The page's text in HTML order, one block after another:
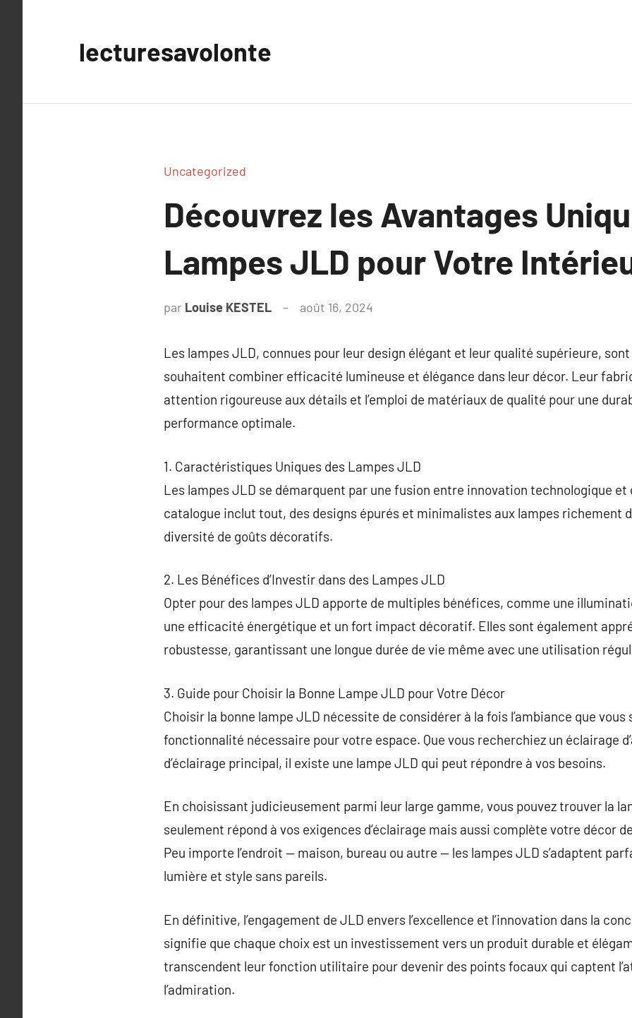
lecturesavolonte
Uncategorized
Découvrez les Avantages
Lampes JLD pour Votre
par Louise KESTEL août 16, 2024
Les lampes JLD, connues pour leur design élégant et leur qualité supérieure,
souhaitent combiner efficacité lumineuse et élégance dans leur décor. Leur
attention rigoureuse aux détails et l’emploi de matériaux de qualité pour une
performance optimale.
1. Caractéristiques Uniques des Lampes JLD
Les lampes JLD se démarquent par une fusion entre innovation technologique
catalogue inclut tout, des designs épurés et minimalistes aux lampes richement
diversité de goûts décoratifs.
2. Les Bénéfices d’Investir dans des Lampes JLD
Opter pour des lampes JLD apporte de multiples bénéfices, comme une
une efficacité énergétique et un fort impact décoratif. Elles sont également
robustesse, garantissant une longue durée de vie même avec une utilisation
3. Guide pour Choisir la Bonne Lampe JLD pour Votre Décor
Choisir la bonne lampe JLD nécessite de considérer à la fois l’ambiance que
fonctionnalité nécessaire pour votre espace. Que vous recherchiez un éclairage
d’éclairage principal, il existe une lampe JLD qui peut répondre à vos besoins.
En choisissant judicieusement parmi leur large gamme, vous pouvez trouver la
seulement répond à vos exigences d’éclairage mais aussi complète votre décor
Peu importe l’endroit — maison, bureau ou autre — les lampes JLD s’adaptent
lumière et style sans pareils.
En définitive, l’engagement de JLD envers l’excellence et l’innovation dans la
signifie que chaque choix est un investissement vers un produit durable et
transcendent leur fonction utilitaire pour devenir des points focaux qui captent
l’admiration.